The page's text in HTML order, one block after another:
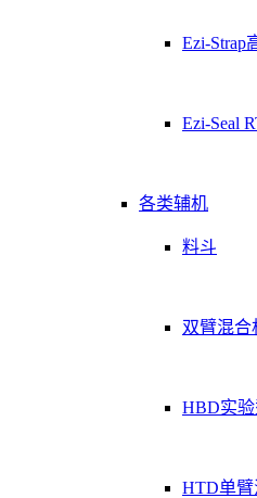
Ezi-Strap
Ezi-Seal
各类辅机
料斗
双臂混合
HBD实
HTD单